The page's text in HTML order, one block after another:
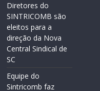
Diretores do
SINTRICOMB são
eleitos para a
direção da Nova
Central Sindical de
SC
Equipe do
Sintricomb faz